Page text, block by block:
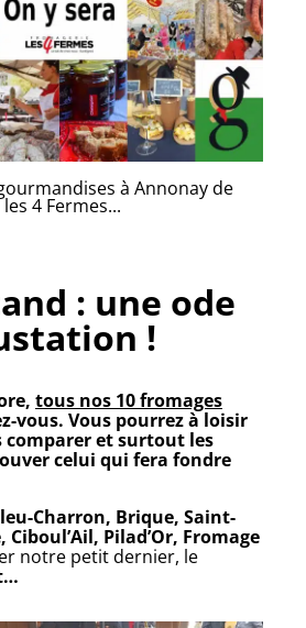
à Annonay de
4 Fermes...
: une ode
!
tous nos 10 fromages
vous. Vous pourrez à loisir
comparer et surtout les
celui qui fera fondre
Charron, Brique, Saint-
Pilad’Or, Fromage
notre petit dernier, le